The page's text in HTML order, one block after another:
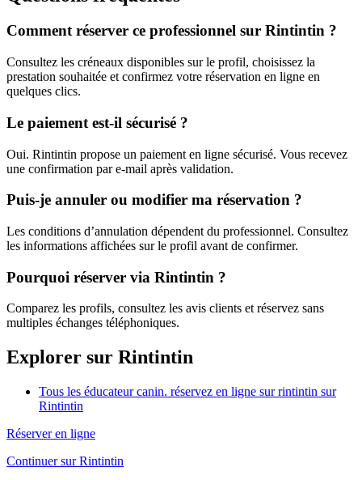
Comment réserver ce professionnel sur Rintintin ?
Consultez les créneaux disponibles sur le profil, choisissez la
prestation souhaitée et confirmez votre réservation en ligne en
quelques clics.
Le paiement est-il sécurisé ?
Oui. Rintintin propose un paiement en ligne sécurisé. Vous recevez
une confirmation par e-mail après validation.
Puis-je annuler ou modifier ma réservation ?
Les conditions d’annulation dépendent du professionnel. Consultez
les informations affichées sur le profil avant de confirmer.
Pourquoi réserver via Rintintin ?
Comparez les profils, consultez les avis clients et réservez sans
multiples échanges téléphoniques.
Explorer sur Rintintin
Tous les éducateur canin. réservez en ligne sur rintintin sur
Rintintin
Réserver en ligne
Continuer sur Rintintin